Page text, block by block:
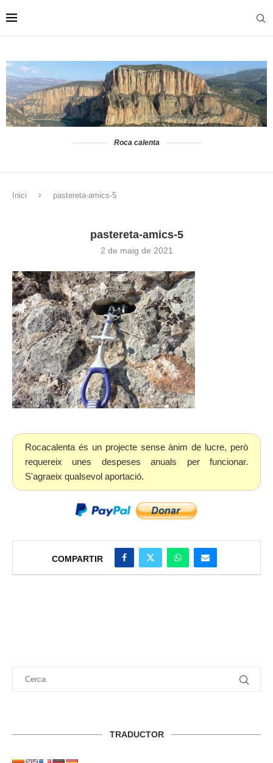
Roca calenta
Inici pastereta-amics-5
pastereta-amics-5
2 de maig de 2021
Rocacalenta és un projecte sense ànim de lucre, però
requereix unes despeses anuals per funcionar.
S'agraeix qualsevol aportació.
COMPARTIR
TRADUCTOR